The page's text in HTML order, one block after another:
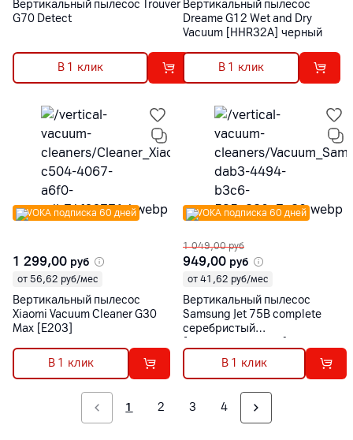
Вертикальный пылесос Trouver
G70 Detect
В 1 клик
Вертикальный пылесос
Dreame G12 Wet and Dry
Vacuum [HHR32A] черный
В 1 клик
VOKA подписка 60 дней
1 299,00 руб
от 56,62 руб/мес
Вертикальный пылесос
Xiaomi Vacuum Cleaner G30
Max [E203]
В 1 клик
VOKA подписка 60 дней
1 049,00 руб
949,00 руб
от 41,62 руб/мес
Вертикальный пылесос
Samsung Jet 75B complete
серебристый
В 1 клик
1 2 3 4